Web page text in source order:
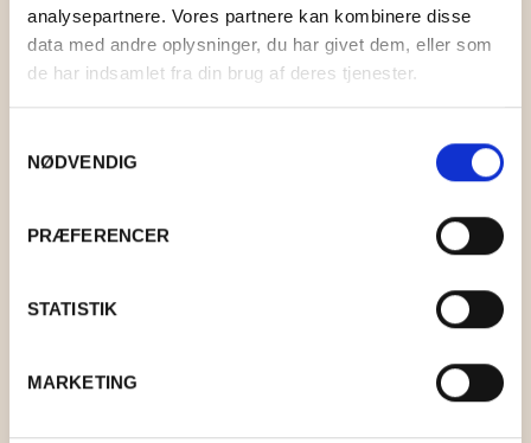
analysepartnere. Vores partnere kan kombinere disse
data med andre oplysninger, du har givet dem, eller som
de har indsamlet fra din brug af deres tjenester.
NØDVENDIG
PRÆFERENCER
STATISTIK
MARKETING